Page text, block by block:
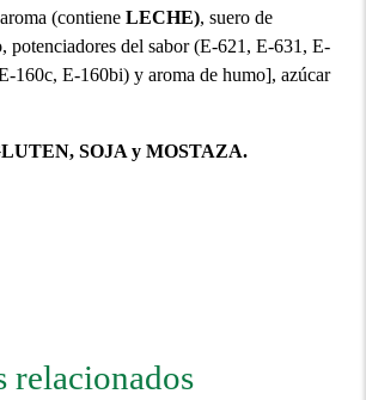
(contiene LECHE), suero de
potenciadores del sabor (E-621, E-631, E-
160c, E-160bi) y aroma de humo], azúcar
SOJA y MOSTAZA.
relacionados